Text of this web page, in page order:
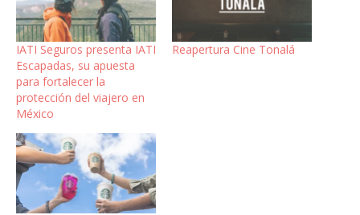
IATI Seguros presenta IATI
Escapadas, su apuesta
para fortalecer la
protección del viajero en
México
Reapertura Cine Tonalá